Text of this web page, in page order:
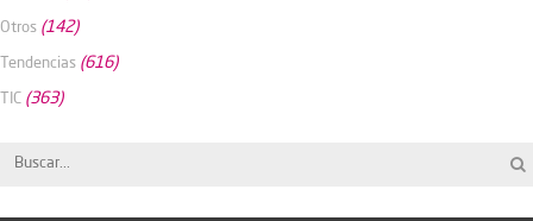
Otros (142)
Tendencias (616)
TIC (363)